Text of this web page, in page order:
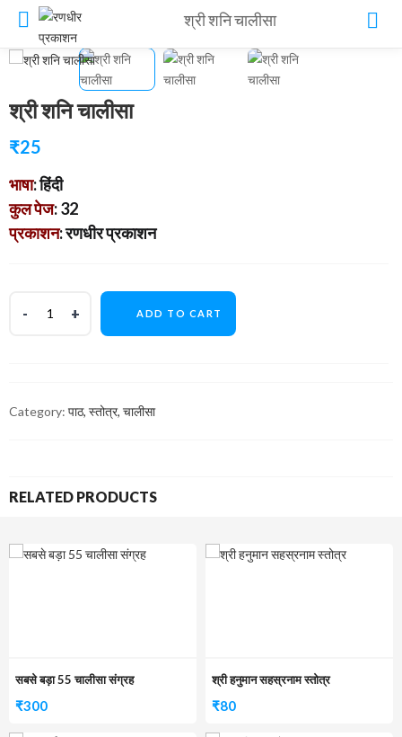
श्री शनि चालीसा
श्री शनि चालीसा
₹25
भाषा: हिंदी
कुल पेज: 32
प्रकाशन: रणधीर प्रकाशन
ADD TO CART
Category: पाठ, स्तोत्र, चालीसा
RELATED PRODUCTS
सबसे बड़ा 55 चालीसा संग्रह
₹300
श्री हनुमान सहस्रनाम स्तोत्र
₹80